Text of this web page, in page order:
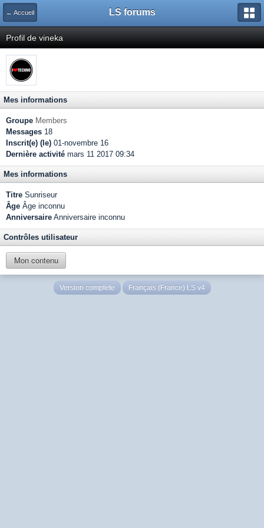
← Accueil LS forums
Profil de vineka
Mes informations
Groupe Members
Messages 18
Inscrit(e) (le) 01-novembre 16
Dernière activité mars 11 2017 09:34
Mes informations
Titre Sunriseur
Âge Âge inconnu
Anniversaire Anniversaire inconnu
Contrôles utilisateur
Mon contenu
Version complète Français (France) LS v4